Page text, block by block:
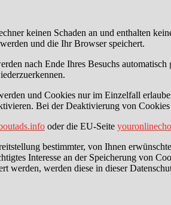
keinen Schaden an und enthalten
und die Ihr Browser speichert.
nach Ende Ihres Besuchs
und Cookies nur im Einzelfall
Bei der Deaktivierung von
oder die EU-Seite
bestimmter, von Ihnen
Interesse an der Speicherung von
werden, werden diese in dieser